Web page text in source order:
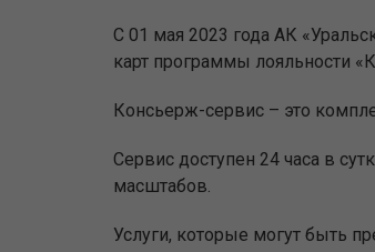
С 01 мая 2023 года АК
карт программы лояльности
Консьерж-сервис – это
Сервис доступен 24 часа в
масштабов.
Услуги, которые могут быть